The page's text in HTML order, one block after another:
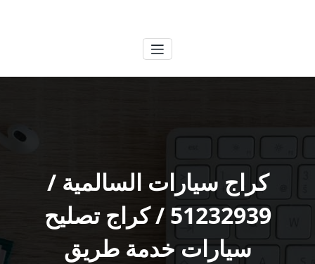
كراج سيارات السالمية /
51232939‬ / كراج تصليح
سيارات خدمة طريق